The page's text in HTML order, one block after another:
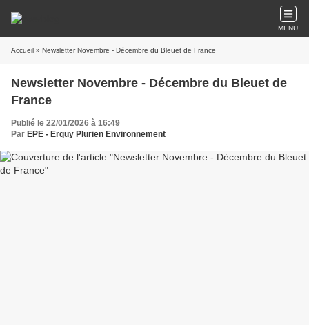
MENU
Accueil » Newsletter Novembre - Décembre du Bleuet de France
Newsletter Novembre - Décembre du Bleuet de
France
Publié le 22/01/2026 à 16:49
Par EPE - Erquy Plurien Environnement